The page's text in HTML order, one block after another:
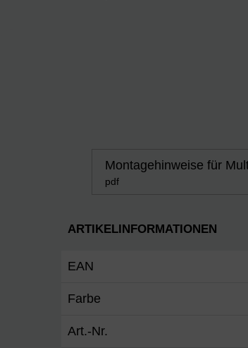
Montagehinweise für
pdf
ARTIKELINFORMATIONEN
EAN
Farbe
Art.-Nr.